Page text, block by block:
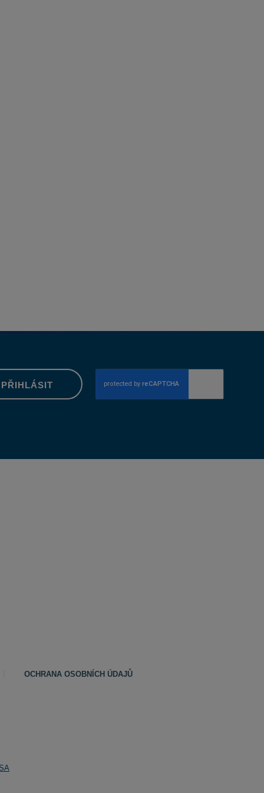
PŘIHLÁSIT
OCHRANA OSOBNÍCH ÚDAJŮ